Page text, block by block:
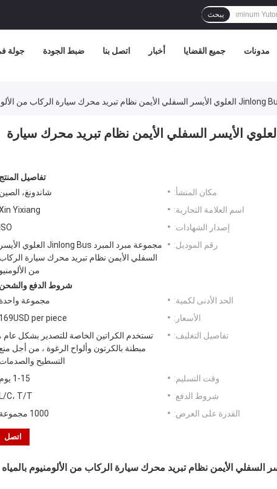
يبحث
جولة ضبط الجودة اتصل بنا أخبار جميع القضايا مدونات
مجموعة مبرد المبرد Jinlong Bus العلوي الأيسر السفلي الأيمن نظام تبريد محرك سيارة
تفاصيل
مكان المنشأ:
شاندونغ، الصين
اسم العلامة التجارية:
Yixiang
إصدار الشهادات:
ISO
رقم الموديل:
مجموعة مبرد المبرد Jinlong Bus العلوي الأيسر
السفلي الأيمن نظام تبريد محرك سيارة الركاب
من الألومنيو
شروط الدفع
الحد الأدنى لكمية:
مجموعة واحدة
الأسعار:
169USD per piece
تفاصيل التغليف:
تستخدم الكراتين الخاصة للتصدير بشكل عام ،
مبطنة بالكرتون وألواح الرغوة ، من أجل
التسطيح والصدمات
وقت التسليم:
1-15 يوم
شروط الدفع:
L/C، T/T
القدرة على العرض:
1000 مجموعة
اتصل